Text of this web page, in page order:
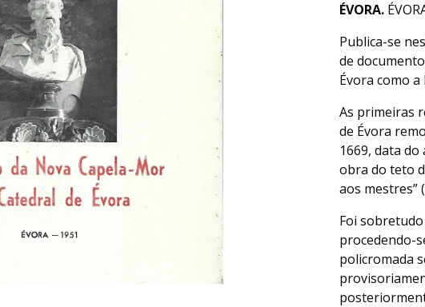
ÉVORA.
Publica-se
de
Évora como
As primeiras
de Évora
1669, data
obra do teto
aos mestres”
Foi
procedendo-
policromada